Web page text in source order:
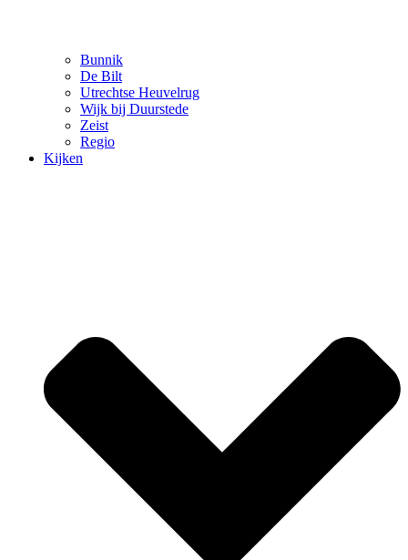
Bunnik
De Bilt
Utrechtse Heuvelrug
Wijk bij Duurstede
Zeist
Regio
Kijken